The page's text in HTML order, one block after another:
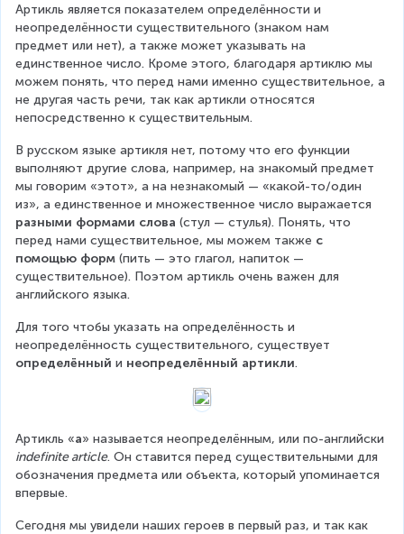
Артикль является показателем определённости и
неопределённости существительного (знаком нам
предмет или нет), а также может указывать на
единственное число. Кроме этого, благодаря артиклю мы
можем понять, что перед нами именно существительное, а
не другая часть речи, так как артикли относятся
непосредственно к существительным.
В русском языке артикля нет, потому что его функции
выполняют другие слова, например, на знакомый предмет
мы говорим «этот», а на незнакомый — «какой-то/один
из», а единственное и множественное число выражается
разными формами слова (стул — стулья). Понять, что
перед нами существительное, мы можем также с
помощью форм (пить — это глагол, напиток —
существительное). Поэтом артикль очень важен для
английского языка.
Для того чтобы указать на определённость и
неопределённость существительного, существует
определённый и неопределённый артикли.
Артикль «а» называется неопределённым, или по-английски
indefinite article. Он ставится перед существительными для
обозначения предмета или объекта, который упоминается
впервые.
Сегодня мы увидели наших героев в первый раз, и так как